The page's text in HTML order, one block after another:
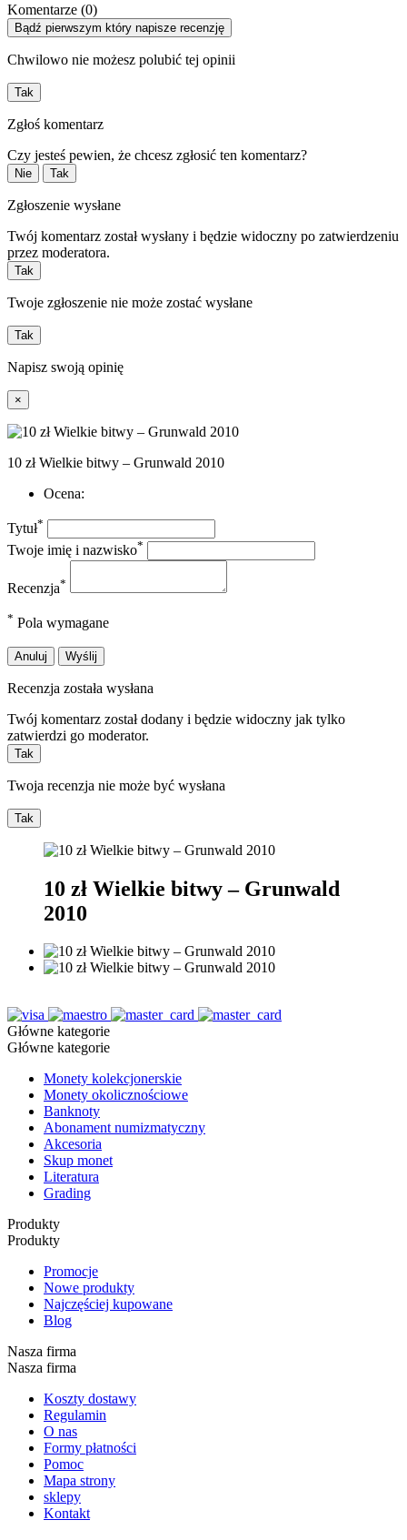
Komentarze (0)
Bądź pierwszym który napisze recenzję
Chwilowo nie możesz polubić tej opinii
Tak
Zgłoś komentarz
Czy jesteś pewien, że chcesz zgłosić ten komentarz?
Nie Tak
Zgłoszenie wysłane
Twój komentarz został wysłany i będzie widoczny po zatwierdzeniu
przez moderatora.
Tak
Twoje zgłoszenie nie może zostać wysłane
Tak
Napisz swoją opinię
×
10 zł Wielkie bitwy – Grunwald 2010
Ocena:
Tytuł*
Twoje imię i nazwisko*
Recenzja*
* Pola wymagane
Anuluj Wyślij
Recenzja została wysłana
Twój komentarz został dodany i będzie widoczny jak tylko
zatwierdzi go moderator.
Tak
Twoja recenzja nie może być wysłana
Tak
10 zł Wielkie bitwy – Grunwald
2010
Główne kategorie
Główne kategorie
Monety kolekcjonerskie
Monety okolicznościowe
Banknoty
Abonament numizmatyczny
Akcesoria
Skup monet
Literatura
Grading
Produkty
Produkty
Promocje
Nowe produkty
Najczęściej kupowane
Blog
Nasza firma
Nasza firma
Koszty dostawy
Regulamin
O nas
Formy płatności
Pomoc
Mapa strony
sklepy
Kontakt